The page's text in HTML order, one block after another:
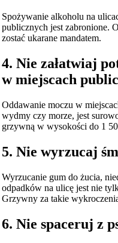
Spożywanie alkoholu na
publicznych jest zabronione.
zostać ukarane mandatem.
4. Nie załatwiaj
w miejscach
Oddawanie moczu w
wydmy czy morze, jest
grzywną w wysokości do 1
5. Nie wyrzucaj
Wyrzucanie gum do żucia,
odpadków na ulicę jest nie
Grzywny za takie
6. Nie spaceruj z